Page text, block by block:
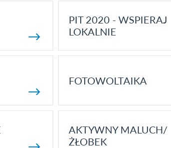
PIT 2020 - WSPIERAJ
LOKALNIE
FOTOWOLTAIKA
AKTYWNY MALUCH/
ŻŁOBEK